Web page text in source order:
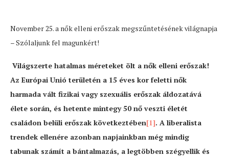
November 25. a nők elleni erőszak megszűntetésének világnapja
– Szólaljunk fel magunkért!
Világszerte hatalmas méreteket ölt a nők elleni erőszak!
Az Európai Unió területén a 15 éves kor feletti nők
harmada vált fizikai vagy szexuális erőszak áldozatává
élete során, és hetente mintegy 50 nő veszti életét
családon belüli erőszak következtében[1]. A liberalista
trendek ellenére azonban napjainkban még mindig
tabunak számít a bántalmazás, a legtöbben szégyellik és